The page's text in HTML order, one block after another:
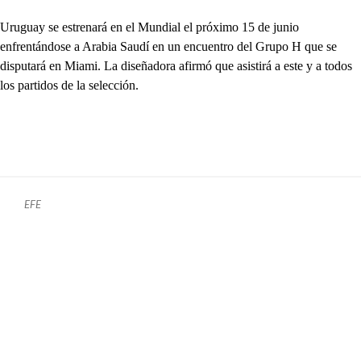
Uruguay se estrenará en el Mundial el próximo 15 de junio
enfrentándose a Arabia Saudí en un encuentro del Grupo H que se
disputará en Miami. La diseñadora afirmó que asistirá a este y a todos
los partidos de la selección.
EFE